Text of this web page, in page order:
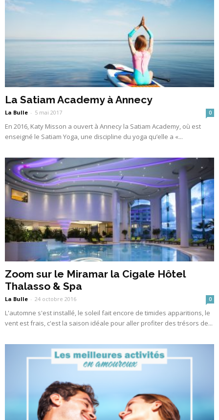
La Satiam Academy à Annecy
La Bulle - 5 mai 2017 0
En 2016, Katy Misson a ouvert à Annecy la Satiam Academy, où est
enseigné le Satiam Yoga, une discipline du yoga qu’elle a «...
Zoom sur le Miramar la Cigale Hôtel
Thalasso & Spa
La Bulle - 24 octobre 2016 0
L'automne s'est installé, le soleil fait encore de timides apparitions, le
vent est frais, c'est la saison idéale pour aller profiter des trésors de...